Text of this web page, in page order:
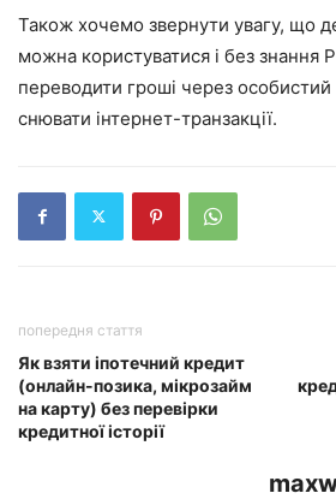
Також хочемо звернути увагу, що
можна користуватися і без знання
переводити гроші через
снювати інтернет-транзакції.
попередня стаття
Як взяти іпотечний кредит
(онлайн-позика, мікрозайм
на карту) без перевірки
кредитної історії